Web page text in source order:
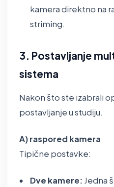
kamera direktno na
striming.
3. Postavljanje
sistema
Nakon što ste izabrali
postavljanje u studiju.
A) raspored kamera
Tipične postavke:
Dve kamere: Jedna